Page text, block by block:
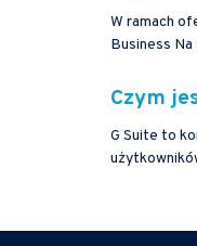
W ramach
Business
Czym
G Suite to